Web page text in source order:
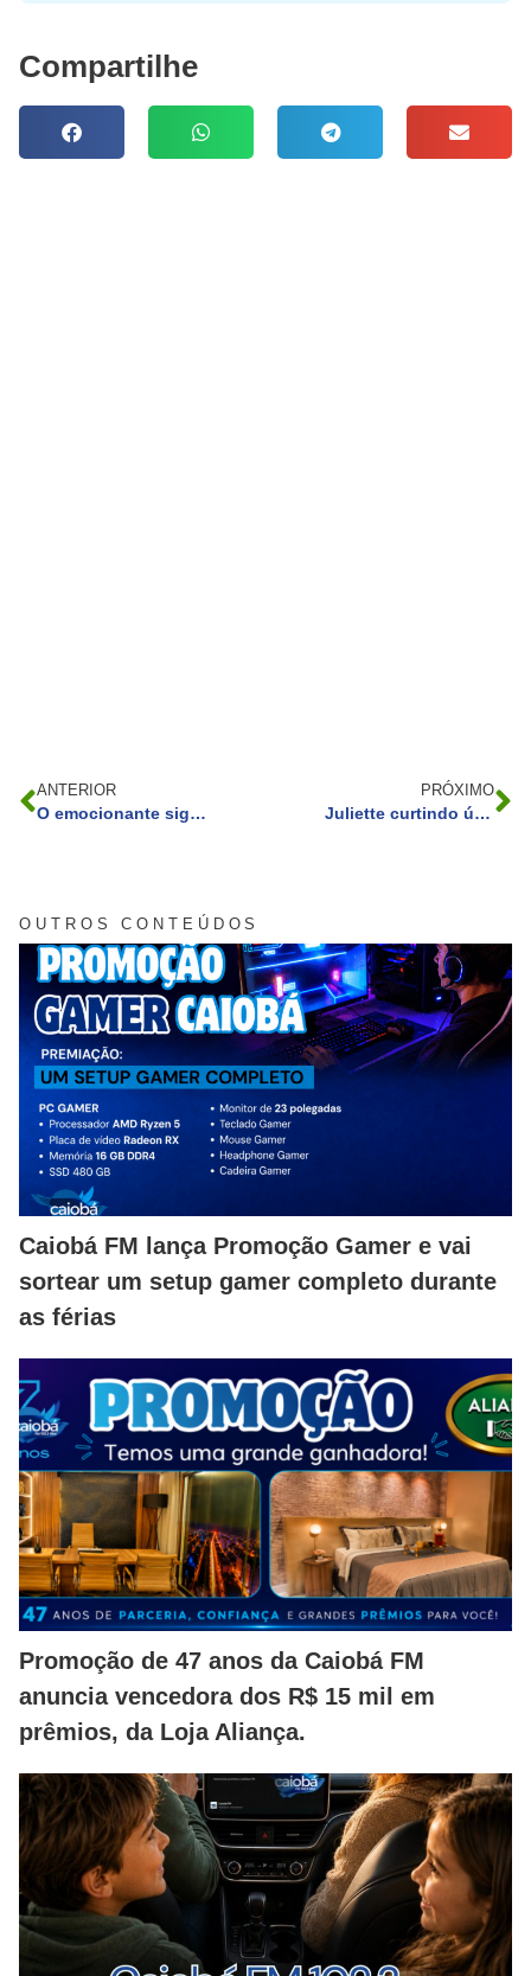
Compartilhe
ANTERIOR
O emocionante significado de The Checkered Flag (Dead or Alive), do Jethro Tull
PRÓXIMO
Juliette curtindo último fim de semana de verão com calor
OUTROS CONTEÚDOS
Caiobá FM lança Promoção Gamer e vai
sortear um setup gamer completo durante
as férias
Promoção de 47 anos da Caiobá FM
anuncia vencedora dos R$ 15 mil em
prêmios, da Loja Aliança.